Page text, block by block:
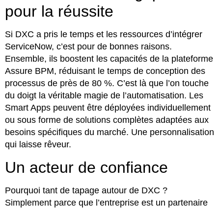
pour la réussite
Si DXC a pris le temps et les ressources d’intégrer
ServiceNow, c’est pour de bonnes raisons.
Ensemble, ils boostent les capacités de la plateforme
Assure BPM, réduisant le temps de conception des
processus de près de 80 %. C’est là que l’on touche
du doigt la véritable magie de l’automatisation. Les
Smart Apps peuvent être déployées individuellement
ou sous forme de solutions complètes adaptées aux
besoins spécifiques du marché. Une personnalisation
qui laisse rêveur.
Un acteur de confiance
Pourquoi tant de tapage autour de DXC ?
Simplement parce que l’entreprise est un partenaire